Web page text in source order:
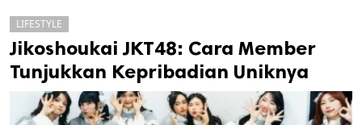
LIFESTYLE
Jikoshoukai JKT48: Cara Member
Tunjukkan Kepribadian Uniknya